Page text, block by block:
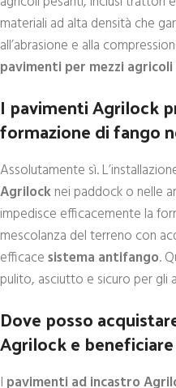
materiali ad alta densità che
all’abrasione e alla
pavimenti per mezzi agricoli
I pavimenti Agrilock
formazione di fango
Assolutamente sì.
Agrilocknei paddock o nelle
impedisce efficacemente la
mescolanza del terreno con
efficacesistema antifango.
pulito, asciutto e sicuro per gli
Dove posso
Agrilock e
I pavimenti ad incastro